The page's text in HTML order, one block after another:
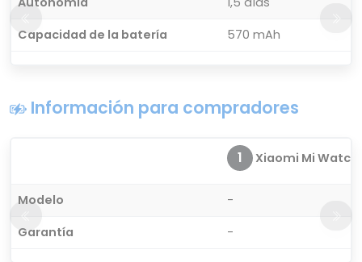
Capacidad de la batería
570 mAh
Información para compradores
1 Xiaomi Mi Watch
Modelo
-
Garantía
-